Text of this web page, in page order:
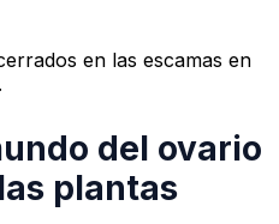
en las escamas en
del ovario
plantas